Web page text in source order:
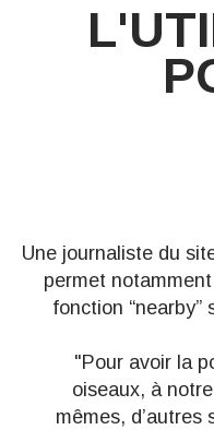
Une journaliste du
permet
fonction
"Pour avoir la
oiseaux, à
mêmes, d’autres